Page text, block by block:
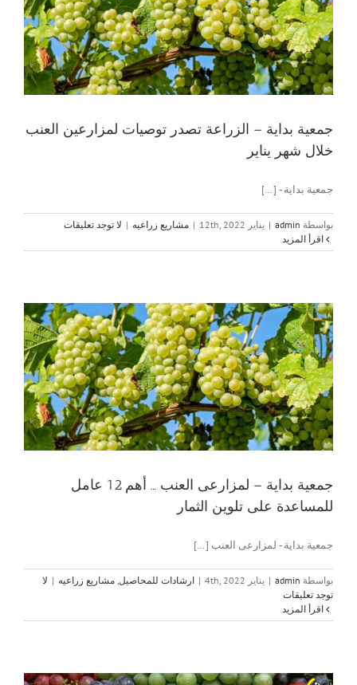
جمعية بداية – الزراعة تصدر توصيات لمزارعين العنب
خلال شهر يناير
جمعية بداية - [...]
بواسطة admin
| يناير 12th, 2022 | مشاريع زراعيه | لا توجد تعليقات
جمعية بداية – لمزارعى العنب … أهم 12 عامل
للمساعدة على تلوين الثمار
جمعية بداية - لمزارعى العنب [...]
بواسطة admin
| يناير 4th, 2022 | ارشادات للمحاصيل مشاريع زراعيه | لا
توجد تعليقات